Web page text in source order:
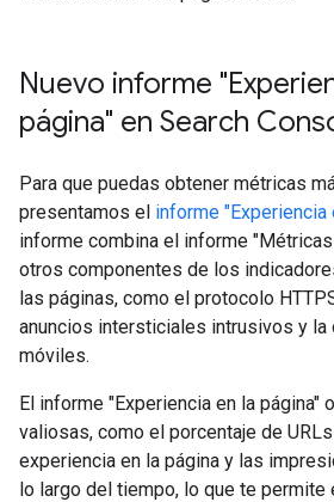
Nuevo informe
página" en Search
Para que puedas obtener métricas
presentamos el informe "Experiencia
informe combina el informe
otros componentes de los
las páginas, como el protocolo
anuncios intersticiales intrusivos y la
móviles.
El informe "Experiencia en la página"
valiosas, como el porcentaje de
experiencia en la página y las
lo largo del tiempo, lo que te permite